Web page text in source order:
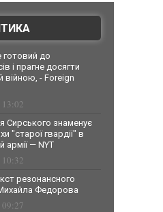
готовий до
і прагне досягти
війною, - Foreign
Сирського знаменує
"старої гвардії" в
армії — NYT
10:32
резонансного
Федорова
09:27